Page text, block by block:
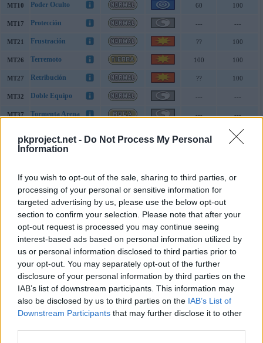
pkproject.net - Do Not Process My Personal
Information
If you wish to opt-out of the sale, sharing to third parties, or
processing of your personal or sensitive information for
targeted advertising by us, please use the below opt-out
section to confirm your selection. Please note that after your
opt-out request is processed you may continue seeing
interest-based ads based on personal information utilized by
us or personal information disclosed to third parties prior to
your opt-out. You may separately opt-out of the further
disclosure of your personal information by third parties on the
IAB’s list of downstream participants. This information may
also be disclosed by us to third parties on the IAB’s List of
Downstream Participants that may further disclose it to other
MT10 Poder Oculto 60 100
MT17 Protección --- ---
MT21 Frustración ?? 100
MT26 Terremoto 100 100
MT27 Retribución ?? 100
MT32 Doble Equipo --- ---
MT37 Tormenta Arena --- ---
95
MT42 Imagen
MT45 Atracción ---
MT47 Puntapié 65
Canon
MT52 Onda Certera 120 70
Vendetta 50
MT68 Giga Impacto 150 90
MT78 Terratemblor 60
MT80 Avalancha 75 90
MT87 Contoneo --- 85